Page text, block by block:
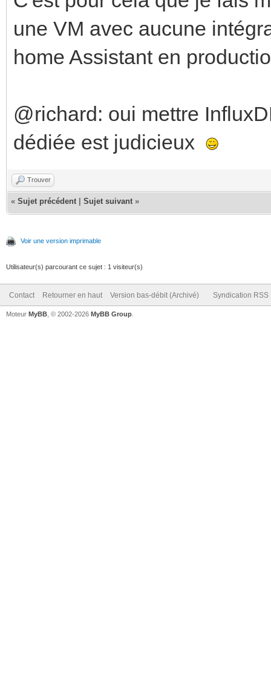
une VM avec aucune
home Assistant en
@richard: oui mettre
dédiée est judicieux
Trouver
« Sujet précédent Sujet suivant »
Voir une version imprimable
Utilisateur(s) parcourant ce sujet : 1 visiteur(s)
Contact Retourner en haut Version bas-débit (Archivé) Syndication RSS
Moteur MyBB , © 2002-2026 MyBB Group